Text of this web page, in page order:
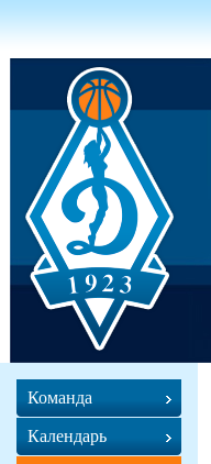
Команда
Календарь